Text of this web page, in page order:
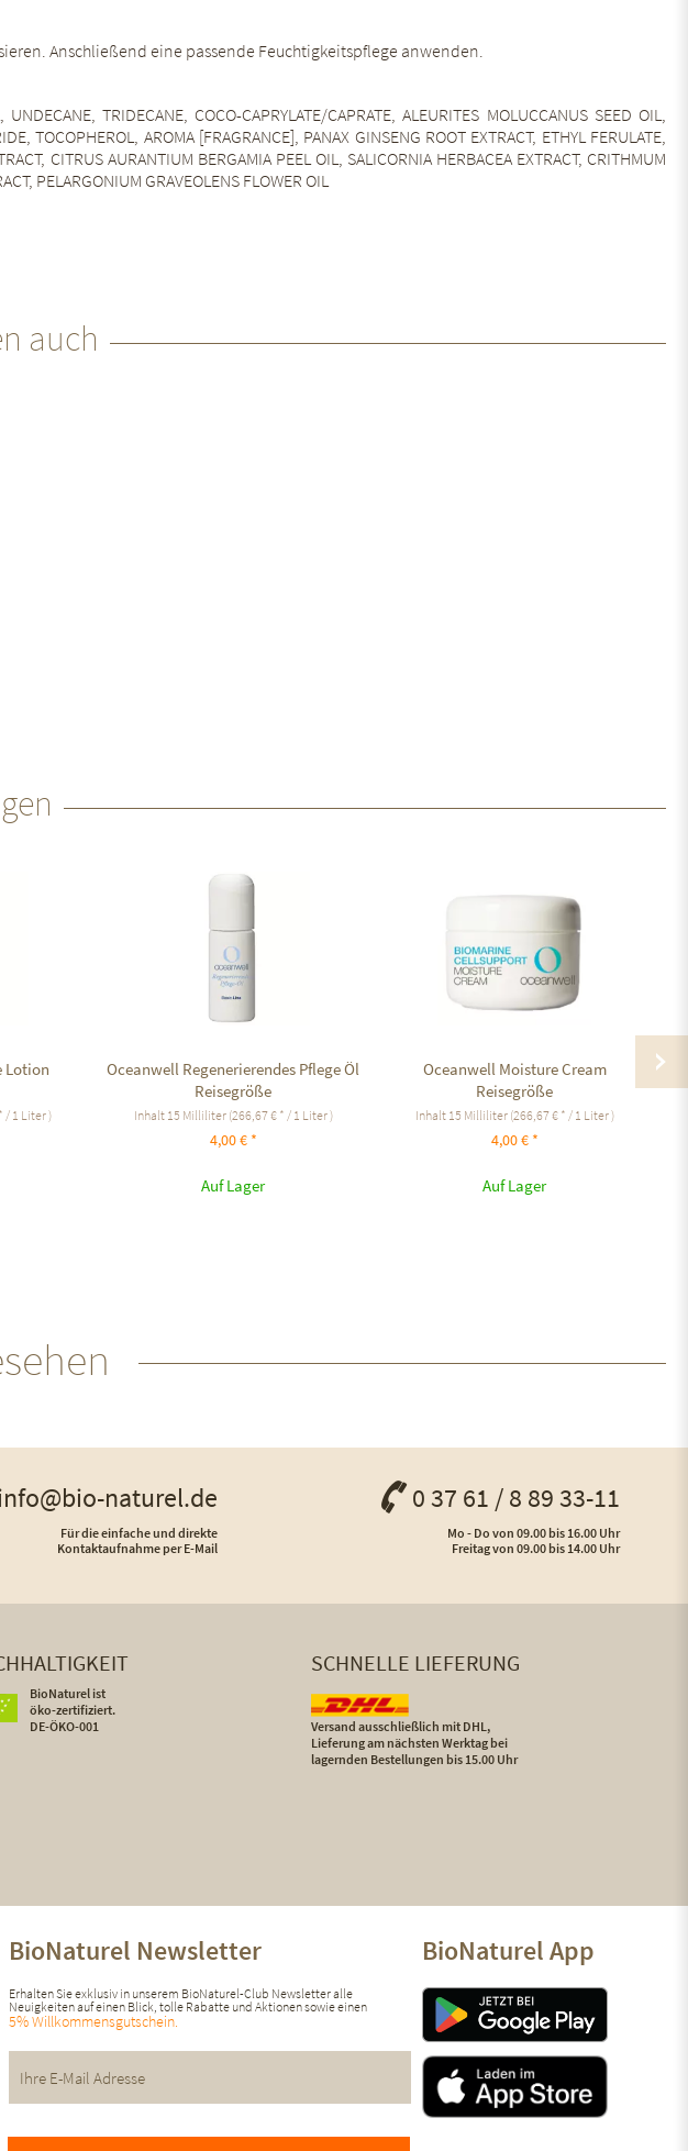
Anschließend eine passende Feuchtigkeitspflege anwenden.
TRIDECANE, COCO-CAPRYLATE/CAPRATE, ALEURITES MOLUCCANUS SEED OIL,
TOCOPHEROL, AROMA [FRAGRANCE], PANAX GINSENG ROOT EXTRACT, ETHYL FERULATE,
CITRUS AURANTIUM BERGAMIA PEEL OIL, SALICORNIA HERBACEA EXTRACT, CRITHMUM
PELARGONIUM GRAVEOLENS FLOWER OIL
auch
Lotion
/ 1 Liter )
Oceanwell Regenerierendes Pflege Öl
Reisegröße
Inhalt 15 Milliliter (266,67 € * / 1 Liter )
4,00 € *
Auf Lager
Oceanwell Moisture Cream
Reisegröße
Inhalt 15 Milliliter (266,67 € * / 1 Liter )
4,00 € *
Auf Lager
naturel.de
Für die einfache und direkte
Kontaktaufnahme per E-Mail
0 37 61 / 8 89 33-11
Mo - Do von 09.00 bis 16.00 Uhr
Freitag von 09.00 bis 14.00 Uhr
BioNaturel ist
öko-zertifiziert.
DE-ÖKO-001
SCHNELLE LIEFERUNG
Versand ausschließlich mit DHL,
Lieferung am nächsten Werktag bei
lagernden Bestellungen bis 15.00 Uhr
BioNaturel Newsletter
Erhalten Sie exklusiv in unserem BioNaturel-Club Newsletter alle
Neuigkeiten auf einen Blick, tolle Rabatte und Aktionen sowie einen
5% Willkommensgutschein.
BioNaturel App